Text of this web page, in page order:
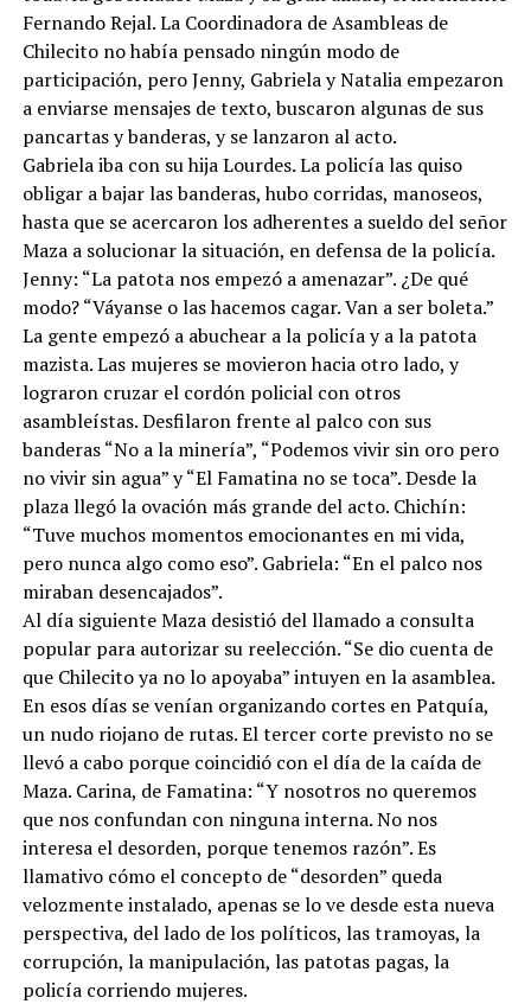
Fernando Rejal. La Coordinadora de Asambleas de
Chilecito no había pensado ningún modo de
participación, pero Jenny, Gabriela y Natalia empezaron
a enviarse mensajes de texto, buscaron algunas de sus
pancartas y banderas, y se lanzaron al acto.
Gabriela iba con su hija Lourdes. La policía las quiso
obligar a bajar las banderas, hubo corridas, manoseos,
hasta que se acercaron los adherentes a sueldo del señor
Maza a solucionar la situación, en defensa de la policía.
Jenny: “La patota nos empezó a amenazar”. ¿De qué
modo? “Váyanse o las hacemos cagar. Van a ser boleta.”
La gente empezó a abuchear a la policía y a la patota
mazista. Las mujeres se movieron hacia otro lado, y
lograron cruzar el cordón policial con otros
asambleístas. Desfilaron frente al palco con sus
banderas “No a la minería”, “Podemos vivir sin oro pero
no vivir sin agua” y “El Famatina no se toca”. Desde la
plaza llegó la ovación más grande del acto. Chichín:
“Tuve muchos momentos emocionantes en mi vida,
pero nunca algo como eso”. Gabriela: “En el palco nos
miraban desencajados”.
Al día siguiente Maza desistió del llamado a consulta
popular para autorizar su reelección. “Se dio cuenta de
que Chilecito ya no lo apoyaba” intuyen en la asamblea.
En esos días se venían organizando cortes en Patquía,
un nudo riojano de rutas. El tercer corte previsto no se
llevó a cabo porque coincidió con el día de la caída de
Maza. Carina, de Famatina: “Y nosotros no queremos
que nos confundan con ninguna interna. No nos
interesa el desorden, porque tenemos razón”. Es
llamativo cómo el concepto de “desorden” queda
velozmente instalado, apenas se lo ve desde esta nueva
perspectiva, del lado de los políticos, las tramoyas, la
corrupción, la manipulación, las patotas pagas, la
policía corriendo mujeres.